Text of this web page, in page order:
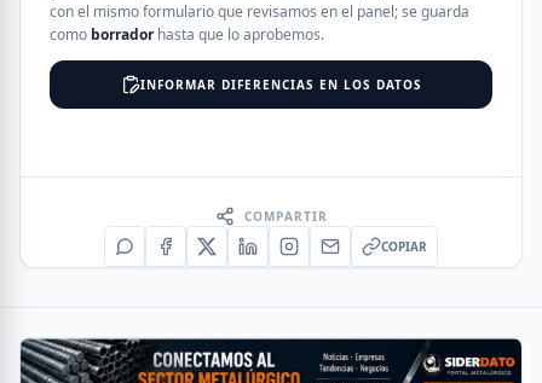
con el mismo formulario que revisamos en el panel; se guarda
como borradorhasta que lo aprobemos.
INFORMAR DIFERENCIAS EN LOS DATOS
COMPARTIR
COPIAR